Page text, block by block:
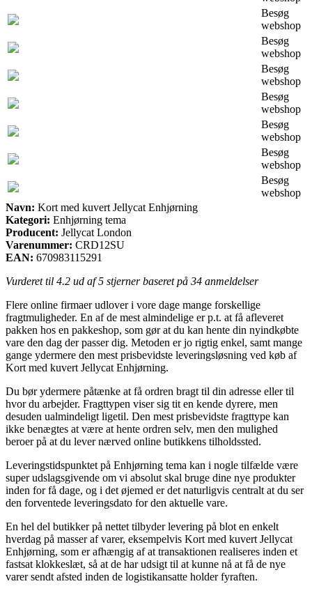
Besøg
webshop
Besøg
webshop
Besøg
webshop
Besøg
webshop
Besøg
webshop
Besøg
webshop
Besøg
webshop
Navn: Kort med kuvert Jellycat Enhjørning
Kategori: Enhjørning tema
Producent: Jellycat London
Varenummer: CRD12SU
EAN: 670983115291
Vurderet til 4.2 ud af 5 stjerner baseret på 34 anmeldelser
Flere online firmaer udlover i vore dage mange forskellige
fragtmuligheder. En af de mest almindelige er p.t. at få afleveret
pakken hos en pakkeshop, som gør at du kan hente din nyindkøbte
vare den dag der passer dig. Metoden er jo rigtig enkel, samt mange
gange ydermere den mest prisbevidste leveringsløsning ved køb af
Kort med kuvert Jellycat Enhjørning.
Du bør ydermere påtænke at få ordren bragt til din adresse eller til
hvor du arbejder. Fragttypen viser sig tit en kende dyrere, men
desuden ualmindeligt ligetil. Den mest prisbevidste fragttype kan
ikke benægtes at være at hente ordren selv, men den mulighed
beroer på at du lever nærved online butikkens tilholdssted.
Leveringstidspunktet på Enhjørning tema kan i nogle tilfælde være
super udslagsgivende om vi absolut skal bruge dine nye produkter
inden for få dage, og i det øjemed er det naturligvis centralt at du ser
den forventede leveringsdato for den aktuelle vare.
En hel del butikker på nettet tilbyder levering på blot en enkelt
hverdag på masser af varer, eksempelvis Kort med kuvert Jellycat
Enhjørning, som er afhængig af at transaktionen realiseres inden et
fastsat klokkeslæt, så at de har udsigt til at kunne nå at få de nye
varer sendt afsted inden de logistikansatte holder fyraften.